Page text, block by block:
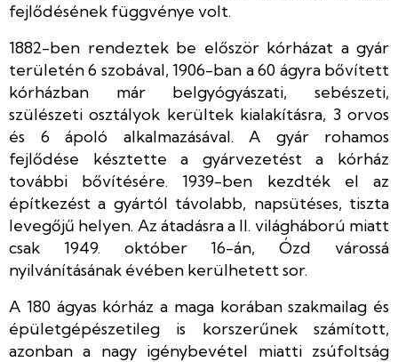
fejlődésének függvénye volt.
1882-ben rendeztek be először kórházat a gyár
területén 6 szobával, 1906-ban a 60 ágyra bővített
kórházban már belgyógyászati, sebészeti,
szülészeti osztályok kerültek kialakításra, 3 orvos
és 6 ápoló alkalmazásával. A gyár rohamos
fejlődése késztette a gyárvezetést a kórház
további bővítésére. 1939-ben kezdték el az
építkezést a gyártól távolabb, napsütéses, tiszta
levegőjű helyen. Az átadásra a II. világháború miatt
csak 1949. október 16-án, Ózd várossá
nyilvánításának évében kerülhetett sor.
A 180 ágyas kórház a maga korában szakmailag és
épületgépészetileg is korszerűnek számított,
azonban a nagy igénybevétel miatti zsúfoltság